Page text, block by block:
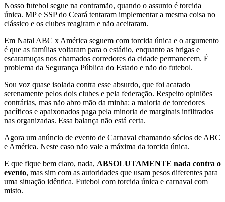
Nosso futebol segue na contramão, quando o assunto é torcida
única. MP e SSP do Ceará tentaram implementar a mesma coisa no
clássico e os clubes reagiram e não aceitaram.
Em Natal ABC x América seguem com torcida única e o argumento
é que as famílias voltaram para o estádio, enquanto as brigas e
escaramuças nos chamados corredores da cidade permanecem. É
problema da Segurança Pública do Estado e não do futebol.
Sou voz quase isolada contra esse absurdo, que foi acatado
serenamente pelos dois clubes e pela federação. Respeito opiniões
contrárias, mas não abro mão da minha: a maioria de torcedores
pacíficos e apaixonados paga pela minoria de marginais infiltrados
nas organizadas. Essa balança não está certa.
Agora um anúncio de evento de Carnaval chamando sócios de ABC
e América. Neste caso não vale a máxima da torcida única.
E que fique bem claro, nada, ABSOLUTAMENTE nada contra o
evento, mas sim com as autoridades que usam pesos diferentes para
uma situação idêntica. Futebol com torcida única e carnaval com
misto.